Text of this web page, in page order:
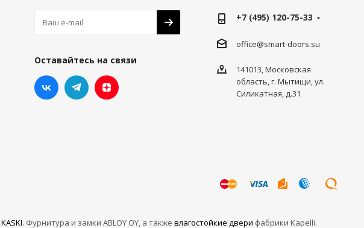
Оставайтесь на связи
+7 (495) 120-75-33
office@smart-doors.su
141013, Московская
область, г. Мытищи, ул.
Силикатная, д.31
KASKI. Фурнитура и замки ABLOY OY, а также влагостойкие двери фабрики Kapelli.